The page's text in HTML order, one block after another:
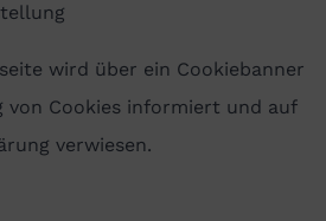
wird über ein Cookiebanner
von Cookies informiert und auf
verwiesen.